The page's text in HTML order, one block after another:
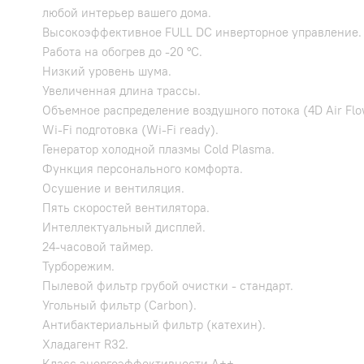
любой интерьер вашего дома.
Высокоэффективное FULL DC инверторное управление.
Работа на обогрев до -20 °C.
Низкий уровень шума.
Увеличенная длина трассы.
Объемное распределение воздушного потока (4D Air
Wi-Fi подготовка (Wi-Fi ready).
Генератор холодной плазмы Cold Plasma.
Функция персонального комфорта.
Осушение и вентиляция.
Пять скоростей вентилятора.
Интеллектуальный дисплей.
24-часовой таймер.
Турборежим.
Пылевой фильтр грубой очистки - стандарт.
Угольный фильтр (Carbon).
Антибактериальный фильтр (катехин).
Хладагент R32.